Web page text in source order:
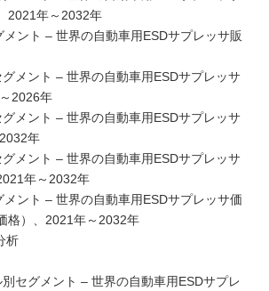
2021年～2032年
ント – 世界の自動車用ESDサプレッサ販
メント – 世界の自動車用ESDサプレッサ
2026年
メント – 世界の自動車用ESDサプレッサ
年
メント – 世界の自動車用ESDサプレッサ
年～2032年
ント – 世界の自動車用ESDサプレッサ価
格）、2021年～2032年
析
セグメント – 世界の自動車用ESDサプレ